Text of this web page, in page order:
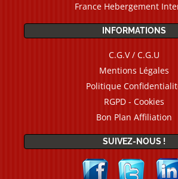
France Hebergement
INFORMATIONS
C.G.V / C.G.U
Mentions Légales
Politique
RGPD - Cookies
Bon Plan Affiliation
SUIVEZ-NOUS !